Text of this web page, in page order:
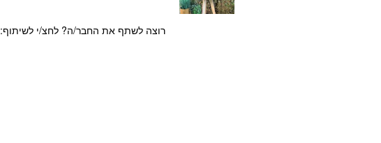
רוצה לשתף את החבר/ה? לחצ/י לשיתוף: